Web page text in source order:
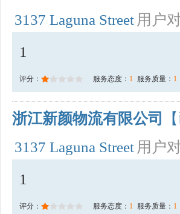
3137 Laguna Street 用户
1
评分： 服务态度： 1 服务质量： 1
浙江新颜物流有限公司
3137 Laguna Street 用户
1
评分： 服务态度： 1 服务质量： 1